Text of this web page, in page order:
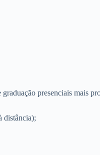
presenciais mais
distância);